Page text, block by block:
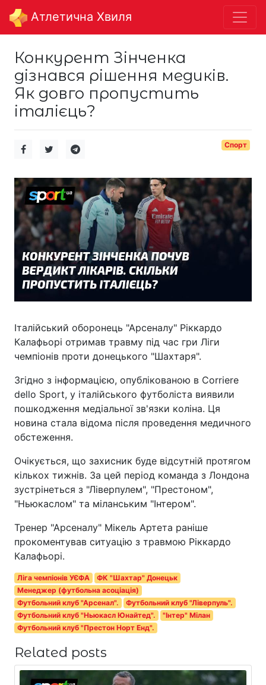
Aтлетична Хвиля
Конкурент Зінченка
дізнався рішення медиків.
Як довго пропустить
італієць?
Спорт
Італійський оборонець "Арсеналу" Ріккардо
Калафьорі отримав травму під час гри Ліги
чемпіонів проти донецького "Шахтаря".
Згідно з інформацією, опублікованою в Corriere
dello Sport, у італійського футболіста виявили
пошкодження медіальної зв'язки коліна. Ця
новина стала відома після проведення медичного
обстеження.
Очікується, що захисник буде відсутній протягом
кількох тижнів. За цей період команда з Лондона
зустрінеться з "Ліверпулем", "Престоном",
"Ньюкаслом" та міланським "Інтером".
Тренер "Арсеналу" Мікель Артета раніше
прокоментував ситуацію з травмою Ріккардо
Калафьорі.
Ліга чемпіонів УЄФА
ФК "Шахтар" Донецьк
Менеджер (футбольна асоціація)
Футбольний клуб "Арсенал".
Футбольний клуб "Ліверпуль".
Футбольний клуб "Ньюкасл Юнайтед".
"Інтер" Мілан
Футбольний клуб "Престон Норт Енд".
Related posts